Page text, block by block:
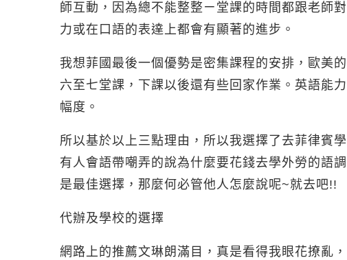
師互動，因為總不能整整ㄧ堂課的時間都跟老師
力或在口語的表達上都會有顯著的進步。
我想菲國最後一個優勢是密集課程的安排，歐美
六至七堂課，下課以後還有些回家作業。英語能
幅度。
所以基於以上三點理由，所以我選擇了去菲律賓
有人會語帶嘲弄的說為什麼要花錢去學外勞的語
是最佳選擇，那麼何必管他人怎麼說呢~就去吧!!
代辦及學校的選擇
網路上的推薦文琳朗滿目，真是看得我眼花撩亂